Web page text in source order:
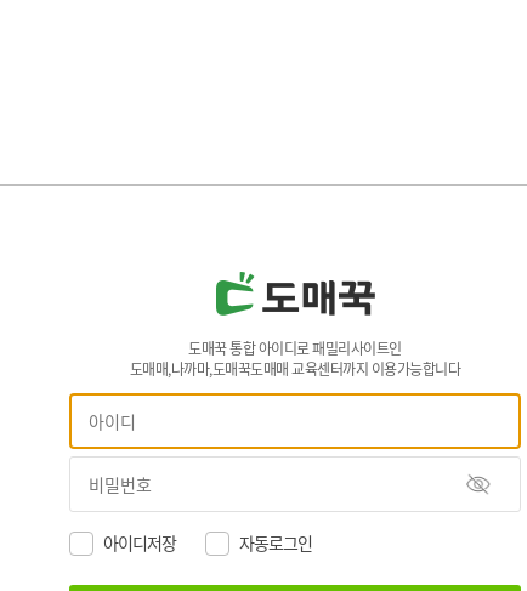
도매꾹 통합 아이디로 패밀리사이트인
도매매,나까마,도매꾹도매매 교육센터까지 이용가능합니다
아이디저장 자동로그인